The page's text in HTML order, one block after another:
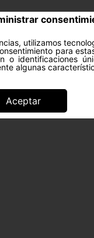
utilizamos
para
o identificaciones
algunas
Aceptar